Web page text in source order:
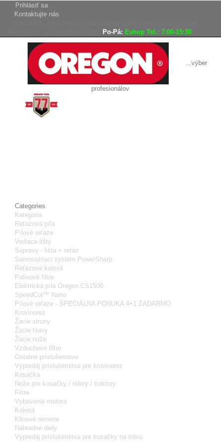
Prihlásiť sa
Kontaktujte nás
Po-Pá: Eshop Tel.: 7:00-15:30
...výber
profesionálov
Categories
Kategória
Reťazová píla
Pílové reťaze
Vodiace lišty
Súpravy - lišta + reťaz
Samoostriaci systém PowerSharp
Reťazové kolesá
Palivové filtre
Elektrická píla Oregon CS1500
SpeedCut™ Nano
Pílové reťaze - ŠPECIÁLNA PONUKA 4+1 ZADARMO
Krovinorez
Žacie struny
Žacie hlavy
Žacie nože
Vzduchové filtre
Ostatné príslušenstvo
Výpredaj príslušenstva pre krovinorez
Kosačka
Nože pre kosačky / ridery / traktory
Filtre
Vybavenie motora
Kolesá
Klinové remene
Náhradné diely
Výpredaj príslušenstva pre kosačky na trávu